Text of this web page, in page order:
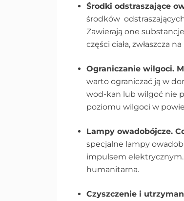
Środki odstraszające
środków
Zawierają one
części ciała, zwłaszcza
Ograniczanie wilgoci.
warto ograniczać ją w
wod-kan lub wilgoć nie
poziomu wilgoci w
Lampy owadobójcze.
specjalne lampy
impulsem elektrycznym.
humanitarna.
Czyszczenie i